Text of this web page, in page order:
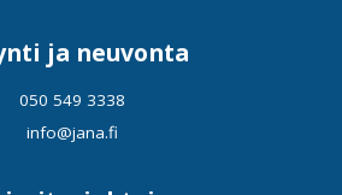
ja neuvonta
050 549 3338
info@jana.fi